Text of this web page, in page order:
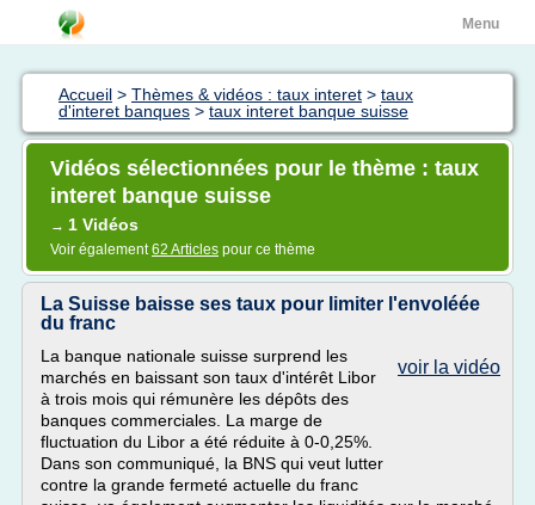
Menu
Accueil > Thèmes & vidéos : taux interet > taux
d'interet banques > taux interet banque suisse
Vidéos sélectionnées pour le thème : taux
interet banque suisse
→ 1 Vidéos
Voir également62 Articles pour ce thème
La Suisse baisse ses taux pour limiter l'envoléée
du franc
voir la vidéo
La banque nationale suisse surprend les
marchés en baissant son taux d'intérêt Libor
à trois mois qui rémunère les dépôts des
banques commerciales. La marge de
fluctuation du Libor a été réduite à 0-0,25%.
Dans son communiqué, la BNS qui veut lutter
contre la grande fermeté actuelle du franc